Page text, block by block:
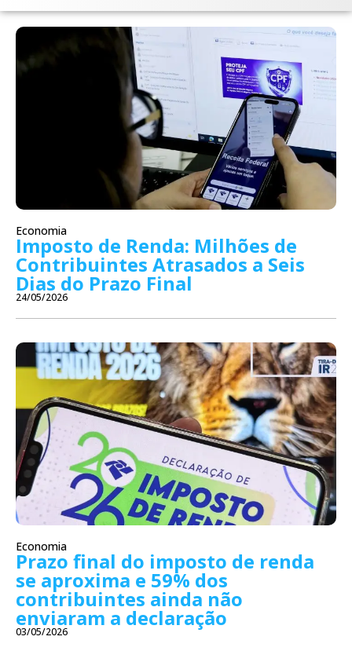
Economia
Imposto de Renda: Milhões de
Contribuintes Atrasados a Seis
Dias do Prazo Final
24/05/2026
Economia
Prazo final do imposto de renda
se aproxima e 59% dos
contribuintes ainda não
enviaram a declaração
03/05/2026